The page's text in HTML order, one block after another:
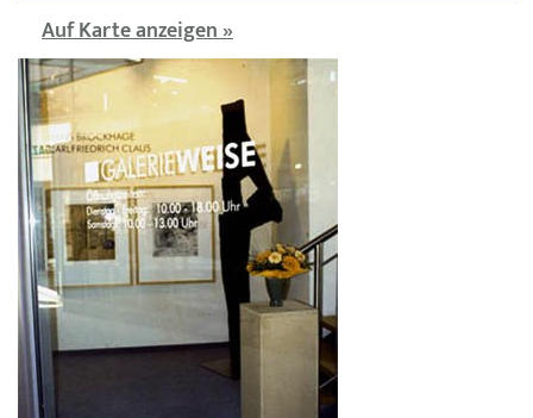
Auf Karte anzeigen »